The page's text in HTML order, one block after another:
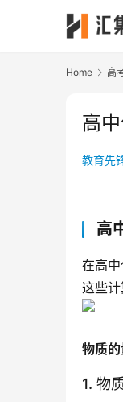
Home 高
高
教育先
高
在高
这些
物质
1. 物